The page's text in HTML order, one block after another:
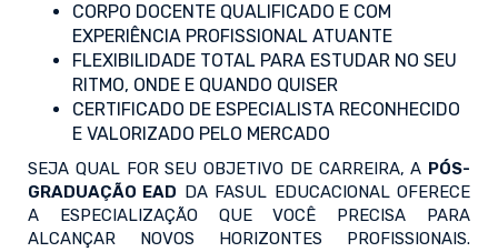
CORPO DOCENTE QUALIFICADO E COM
EXPERIÊNCIA PROFISSIONAL ATUANTE
FLEXIBILIDADE TOTAL PARA ESTUDAR NO SEU
RITMO, ONDE E QUANDO QUISER
CERTIFICADO DE ESPECIALISTA RECONHECIDO
E VALORIZADO PELO MERCADO
SEJA QUAL FOR SEU OBJETIVO DE CARREIRA, A PÓS-
GRADUAÇÃO EAD DA FASUL EDUCACIONAL OFERECE
A ESPECIALIZAÇÃO QUE VOCÊ PRECISA PARA
ALCANÇAR NOVOS HORIZONTES PROFISSIONAIS.